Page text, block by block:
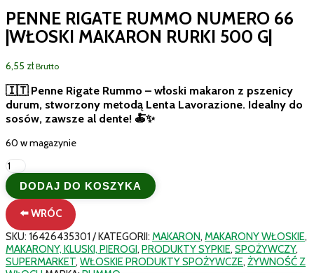
PENNE RIGATE RUMMO NUMERO 66
|WŁOSKI MAKARON RURKI 500 G|
6,55 zł Brutto
🇮🇹 Penne Rigate Rummo – włoski makaron z pszenicy
durum, stworzony metodą Lenta Lavorazione. Idealny do
sosów, zawsze al dente! 🍝✨
60 w magazynie
ilość
PENNE
RIGATE
RUMMO
numero
66
|Włoski
Makaron
rurki
DODAJ DO KOSZYKA
⬅️ WRÓC
SKU: 16426435301 KATEGORII: MAKARON, MAKARONY WŁOSKIE,
MAKARONY, KLUSKI, PIEROGI, PRODUKTY SYPKIE, SPOŻYWCZY,
SUPERMARKET, WŁOSKIE PRODUKTY SPOŻYWCZE, ŻYWNOŚĆ Z